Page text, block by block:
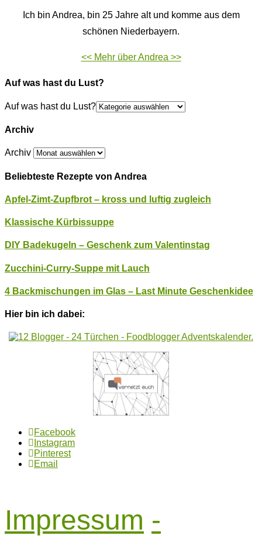
Ich bin Andrea, bin 25 Jahre alt und komme aus dem
schönen Niederbayern.
<< Mehr über Andrea >>
Auf was hast du Lust?
Auf was hast du Lust?
Archiv
Archiv
Beliebteste Rezepte von Andrea
Apfel-Zimt-Zupfbrot – kross und luftig zugleich
Klassische Kürbissuppe
DIY Badekugeln – Geschenk zum Valentinstag
Zucchini-Curry-Suppe mit Lauch
4 Backmischungen im Glas – Last Minute Geschenkidee
Hier bin ich dabei:
Facebook
Instagram
Pinterest
Email
Impressum -